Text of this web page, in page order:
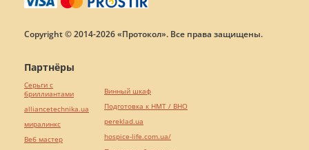
Copyright © 2014-2026 «Протокол». Все права защищены.
Партнёры
Серьги с
бриллиантами
alliancetechnika.ua
миралинкс
Веб мастер
Винный шкаф
Подготовка к НМТ / ВНО
pereklad.ua
hospice-life.com.ua/